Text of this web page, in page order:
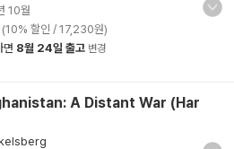
10월
(10% 할인 / 17,230원)
면 8월 24일 출고 변경
A Distant War (Har